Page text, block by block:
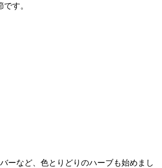
す。
ーなど、色とりどりのハーブも始めまし